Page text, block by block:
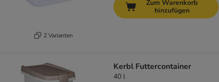
2 Varianten
Zum Warenkorb
hinzufügen
Kerbl Futtercontainer
40 l